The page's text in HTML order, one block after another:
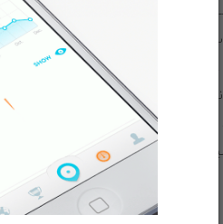
جانبـــی
ریفربیشـد
کــالا
منتخب
شگفت انگیز
فروشگاه
دعوت